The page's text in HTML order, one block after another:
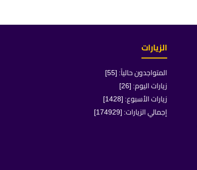
الزيارات
المتواجدون حالياً: [55]
زيارات اليوم: [26]
زيارات الأسبوع: [1428]
إجمالي الزيارات: [174929]